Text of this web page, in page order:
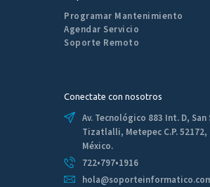
Programar Mantenimiento
Agendar Servicio
Soporte Remoto
Conectate con nosotros
Av. Tecnológico 883 Int. D,
Tizatlalli, Metepec C.P.
México.
722•797•1916